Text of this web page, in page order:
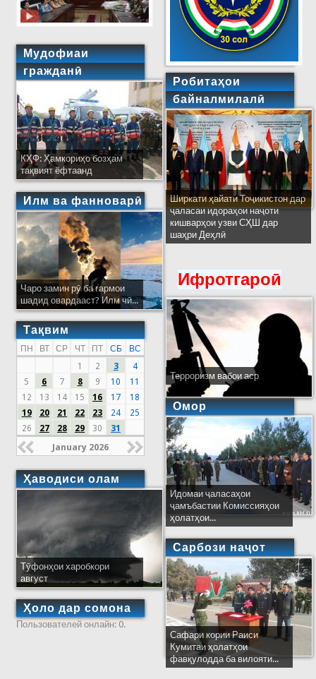
Мудофиаи
гражданӣ
КҲФ: Ҳамкориҳо бозҳам
тақвият ёфтаанд
Илм ва фанноварӣ
Чаро замин рӯ ба гармои
шадид овардааст? Илм чӣ...
Тақвим
ПН ВТ СР ЧТ ПТ СБ
ВС
1
2 3
4
5
6 7 8 9 10
11
12
13 14 15 16 17
18
19
20 21 22 23 24
25
26
27 28 29 30 31
January 2026
Ҳаводиси олам
Тӯфонҳои харобкори
август
Ҳоло дар сомона
Пользователей онлайн: 0.
Робитаҳои
байналмилалӣ
Ширкати ҳайати Тоҷикистон дар
ҷаласаи идораҳои наҷоти
кишварҳои узви СҲШ дар
шаҳри Деҳлӣ
Ифротгароӣ
Терроризм вабои аср
Омор
Идомаи ҷаласаҳои
ҷамъбастии Комиссияҳои
ҳолатҳои...
Сарбози наҷот
Сафари кории Раиси
Кумитаи ҳолатҳои
фавқулодда ба вилояти...